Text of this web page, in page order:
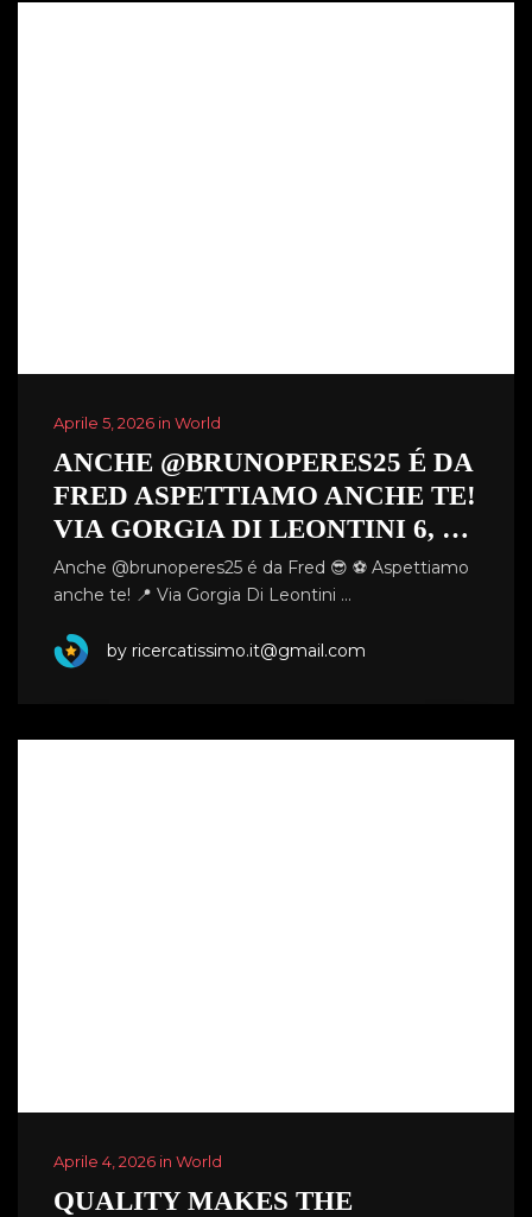
Aprile 5, 2026 in World
ANCHE @BRUNOPERES25 É DA
FRED ASPETTIAMO ANCHE TE!
VIA GORGIA DI LEONTINI 6, …
Anche @brunoperes25 é da Fred 😎 ⚽ Aspettiamo
anche te! 📍 Via Gorgia Di Leontini …
by ricercatissimo.it@gmail.com
Aprile 4, 2026 in World
QUALITY MAKES THE